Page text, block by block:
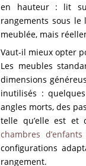
en hauteur : lit
rangements sous le
meublée, mais
Vaut-il mieux opter
Les meubles
dimensions
inutilisés :
angles morts, des
telle qu’elle est et
chambres d’enfants
configurations
rangement.